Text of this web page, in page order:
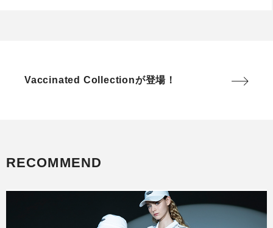
RECOMMEND
Vaccinated Collectionが登場！